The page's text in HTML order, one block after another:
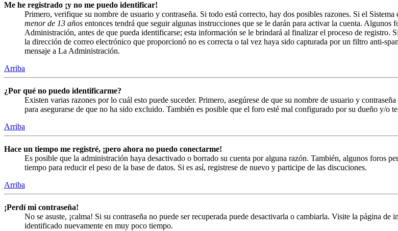
Me he registrado ¡y no me puedo identificar!
Primero, verifique su nombre de usuario y contraseña. Si todo está correcto, hay dos posibles razones. Si el
menor de 13 años entonces tendrá que seguir algunas instrucciones que se le darán para activar la cuenta.
Administración, antes de que pueda identificarse; esta información se le brindará al finalizar el proceso de
la dirección de correo electrónico que proporcionó no es correcta o tal vez haya sido capturada por un filtro anti-
mensaje a La Administración.
Arriba
¿Por qué no puedo identificarme?
Existen varias razones por lo cuál esto puede suceder. Primero, asegúrese de que su nombre de usuario y
para asegurarse de que no ha sido excluido. También es posible que el foro esté mal configurado por su dueño y/o
Arriba
Hace un tiempo me registré, ¡pero ahora no puedo conectarme!
Es posible que la administración haya desactivado o borrado su cuenta por alguna razón. También, algunos foros
tiempo para reducir el peso de la base de datos. Si es así, registrese de nuevo y participe de las discuciones.
Arriba
¡Perdí mi contraseña!
No se asuste, ¡calma! Si su contraseña no puede ser recuperada puede desactivarla o cambiarla. Visite la página de
identificado nuevamente en muy poco tiempo.